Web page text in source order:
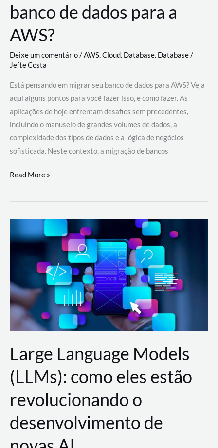
banco de dados para a
AWS?
Deixe um comentário/AWS,Cloud, Database, Database/
Jefte Costa
Está pensando em migrar seu banco de dados para AWS? Veja
aqui alguns pontos para você fazer isso, e como fazer. As
aplicações de hoje enfrentam desafios sem precedentes,
incluindo o manuseio de grandes volumes de dados, a
complexidade dos tipos de dados e a lógica de negócios
sofisticada. Neste contexto, a migração de bancos
Por
migrar
de
a
AWS?
Read More »
Large Language Models
(LLMs): como eles estão
revolucionando o
desenvolvimento de